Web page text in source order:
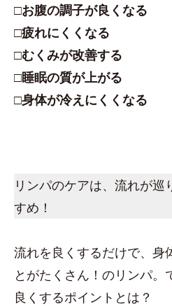
□お腹の調子が良くなる
□疲れにくくなる
□むくみが改善する
□睡眠の質が上がる
□身体が冷えにくくなる
リンパのケアは、流れが巡
すめ！
流れを良くするだけで、身
とがたくさん！のリンパ。
良くするポイントとは？